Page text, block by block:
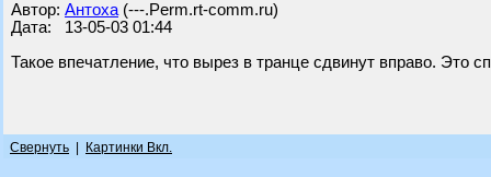
Автор: Антоха (---.Perm.rt-comm.ru)
Дата: 13-05-03 01:44
Такое впечатление, что вырез в транце сдвинут вправо. Это
Свернуть Картинки Вкл.